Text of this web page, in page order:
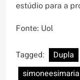
estúdio para a
Fonte: Uol
Tagged: Dupla
simoneesimaria